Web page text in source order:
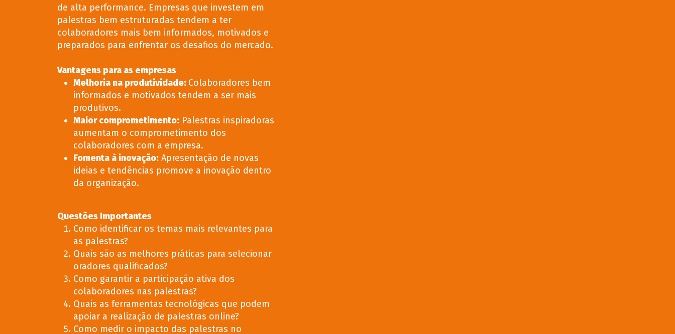
de alta performance. Empresas que investem em
palestras bem estruturadas tendem a ter
colaboradores mais bem informados, motivados e
preparados para enfrentar os desafios do mercado.
Vantagens para as empresas
Melhoria na produtividade: Colaboradores bem
informados e motivados tendem a ser mais
produtivos.
Maior comprometimento: Palestras inspiradoras
aumentam o comprometimento dos
colaboradores com a empresa.
Fomenta à inovação: Apresentação de novas
ideias e tendências promove a inovação dentro
da organização.
Questões Importantes
Como identificar os temas mais relevantes para
as palestras?
Quais são as melhores práticas para selecionar
oradores qualificados?
Como garantir a participação ativa dos
colaboradores nas palestras?
Quais as ferramentas tecnológicas que podem
apoiar a realização de palestras online?
Como medir o impacto das palestras no